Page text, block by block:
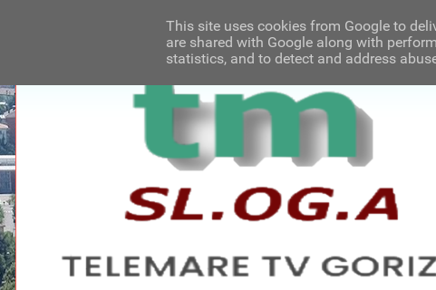
This site uses cookies from Google to
are shared with Google along with
statistics, and to detect and address